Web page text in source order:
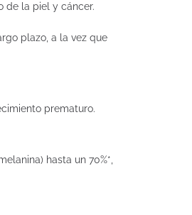
de la piel y cáncer.
plazo, a la vez que
prematuro.
hasta un 70%*,